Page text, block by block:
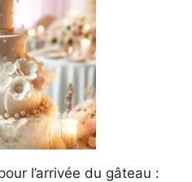
l’arrivée du gâteau :